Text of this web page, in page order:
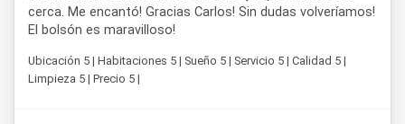
cerca. Me encantó! Gracias Carlos! Sin dudas volveríamos!
El bolsón es maravilloso!
Ubicación 5 | Habitaciones 5 | Sueño 5 | Servicio 5 | Calidad 5 |
Limpieza 5 | Precio 5 |